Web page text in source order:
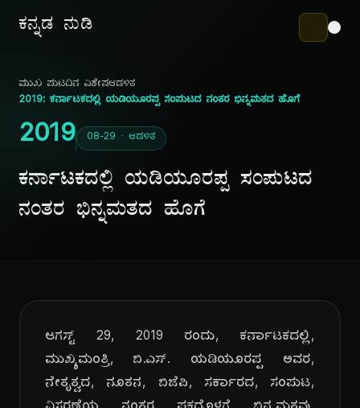
ಕನ್ನಡ ನುಡಿ
ಮುಖ ಪುಟದಿನ ವಿಶೇಷಆಡಳಿತ
2019: ಕರ್ನಾಟಕದಲ್ಲಿ ಯಡಿಯೂರಪ್ಪ ಸಂಪುಟದ ನಂತರ ಭಿನ್ನಮತದ ಹೊಗೆ
2019 08-29 · ಆಡಳಿತ
ಕರ್ನಾಟಕದಲ್ಲಿ ಯಡಿಯೂರಪ್ಪ ಸಂಪುಟದ
ನಂತರ ಭಿನ್ನಮತದ ಹೊಗೆ
ಆಗಸ್ಟ್ 29, 2019 ರಂದು, ಕರ್ನಾಟಕದಲ್ಲಿ,
ಮುಖ್ಯಮಂತ್ರಿ, ಬಿ.ಎಸ್. ಯಡಿಯೂರಪ್ಪ ಅವರ,
ನೇತೃತ್ವದ, ನೂತನ, ಬಿಜೆಪಿ, ಸರ್ಕಾರದ, ಸಂಪುಟ,